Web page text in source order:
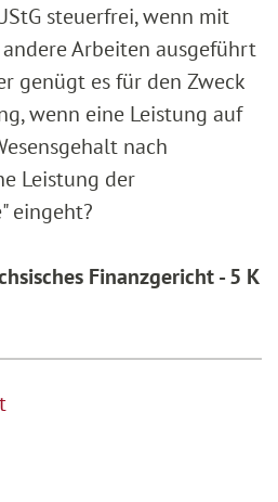
steuerfrei, wenn mit
Arbeiten ausgeführt
genügt es für den Zweck
wenn eine Leistung auf
nach
Leistung der
eingeht?
Finanzgericht - 5 K